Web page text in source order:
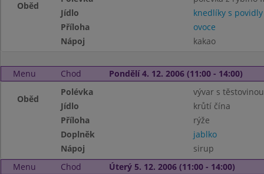
Oběd
Jídlo
knedlíky s povidly
Příloha
ovoce
Nápoj
kakao
Menu Chod Pondělí 4. 12. 2006 (11:00 - 14:00)
Oběd
Polévka
vývar s těstovinou
Jídlo
krůtí čína
Příloha
rýže
Doplněk
jablko
Nápoj
sirup
Menu
Chod Úterý 5. 12. 2006 (11:00 - 14:00)